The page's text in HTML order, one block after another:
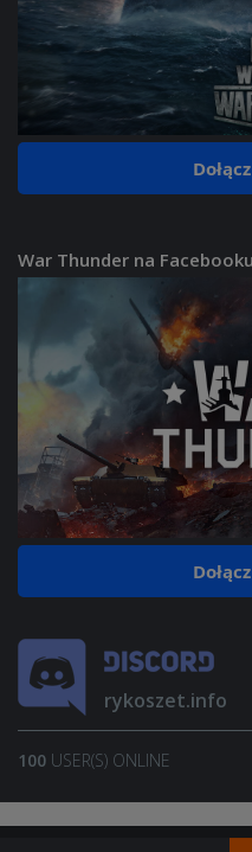
War Thunder na Facebooku
rykoszet.info
100 USER(S) ONLINE